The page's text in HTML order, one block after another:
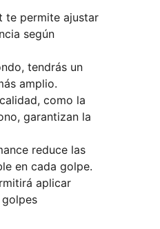
te permite ajustar
según
tendrás un
amplio.
como la
garantizan la
reduce las
en cada golpe.
aplicar